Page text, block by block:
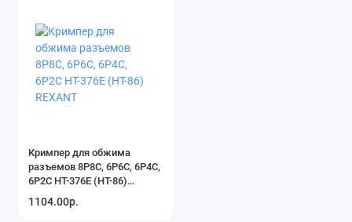
Кримпер для обжима
разъемов 8P8C, 6P6C, 6P4C,
6P2C HT-376E (HT-86)
1104.00р.